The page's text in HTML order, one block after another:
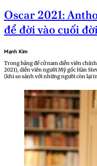
Oscar 2021:
để đời vào cuối
Mạnh Kim
Trong bảng đề cử nam diễn viên
2021), diễn viên người Mỹ gốc Hàn
(khi so sánh với những người còn lại